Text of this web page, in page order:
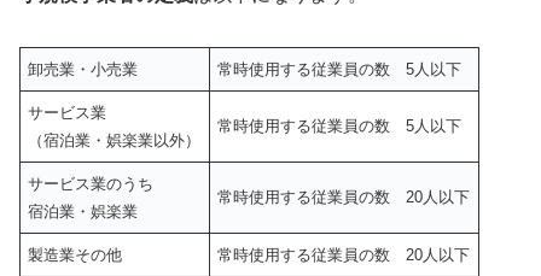
卸売業・小売業 常時使用する従業員の数 5人以下
サービス業
（宿泊業・娯楽業以外）
常時使用する従業員の数 5人以下
サービス業のうち
宿泊業・娯楽業
常時使用する従業員の数 20人以下
製造業その他 常時使用する従業員の数 20人以下